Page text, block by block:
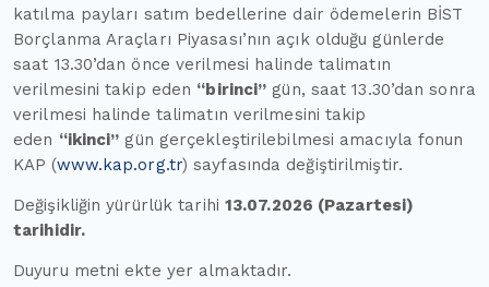
katılma payları satım bedellerine dair ödemelerin BİST
Borçlanma Araçları Piyasası’nın açık olduğu günlerde
saat 13.30’dan önce verilmesi halinde talimatın
verilmesini takip eden “birinci” gün, saat 13.30’dan sonra
verilmesi halinde talimatın verilmesini takip
eden “ikinci” gün gerçekleştirilebilmesi amacıyla fonun
KAP (www.kap.org.tr) sayfasında değiştirilmiştir.
Değişikliğin yürürlük tarihi 13.07.2026 (Pazartesi)
tarihidir.
Duyuru metni ekte yer almaktadır.